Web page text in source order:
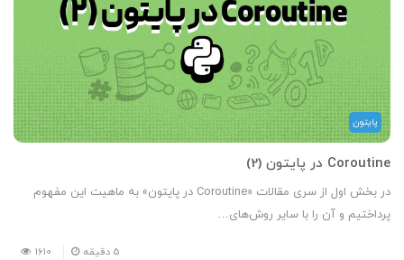
پایتون
Coroutine در پایتون (2)
در بخش اول از سری مقالات «Coroutine در پایتون» به ماهیت این مفهوم
پرداختیم و آن را با سایر روش‌های…
5 دقیقه 1610